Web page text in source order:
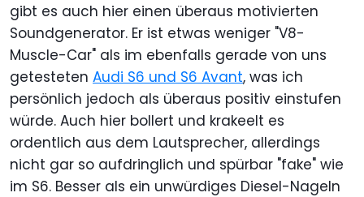
gibt es auch hier einen überaus motivierten
Soundgenerator. Er ist etwas weniger "V8-
Muscle-Car" als im ebenfalls gerade von uns
getesteten Audi S6 und S6 Avant, was ich
persönlich jedoch als überaus positiv einstufen
würde. Auch hier bollert und krakeelt es
ordentlich aus dem Lautsprecher, allerdings
nicht gar so aufdringlich und spürbar "fake" wie
im S6. Besser als ein unwürdiges Diesel-Nageln